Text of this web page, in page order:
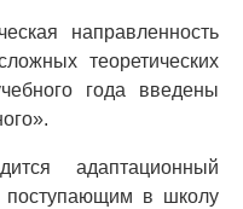
направленность
теоретических
года введены
адаптационный
поступающим в школу